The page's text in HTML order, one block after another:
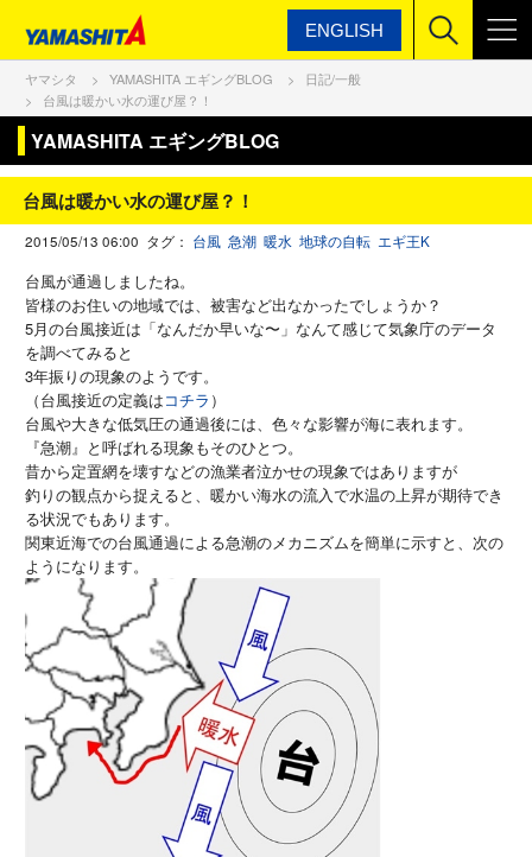
ENGLISH
ヤマシタ YAMASHITA エギングBLOG
日記/一般
台風は暖かい水の運び屋？！
YAMASHITA エギングBLOG
台風は暖かい水の運び屋？！
2015/05/13 06:00 タグ： 台風 急潮 暖水 地球の自転 エギ王K
台風が通過しましたね。
皆様のお住いの地域では、被害など出なかったでしょうか？
5月の台風接近は「なんだか早いな〜」 なんて感じて気象庁のデータ
を調べてみると
3年振りの現象のようです。
（台風接近の定義はコチラ ）
台風や大きな低気圧の通過後には、色々な影響が海に表れます。
『急潮』と呼ばれる現象もそのひとつ。
昔から定置網を壊すなどの漁業者泣かせの現象ではありますが
釣りの観点から捉えると、 暖かい海水の流入で水温の上昇が期待でき
る状況でもあります。
関東近海での台風通過による急潮のメカニズムを簡単に示すと、 次の
ようになります。